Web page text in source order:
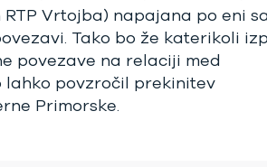
RTP Vrtojba) napajana po eni
Tako bo že katerikoli
povezave na relaciji med
lahko povzročil prekinitev
Primorske.